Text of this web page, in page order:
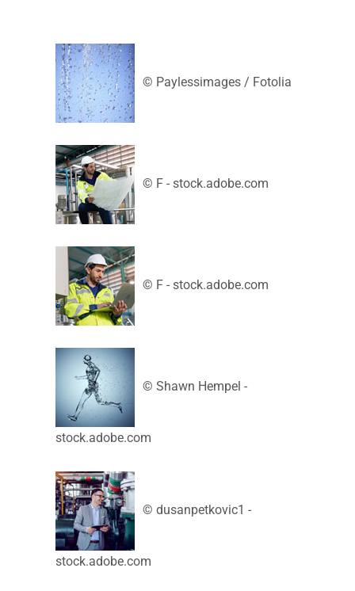
© Paylessimages / Fotolia
© F - stock.adobe.com
© F - stock.adobe.com
© Shawn Hempel -
stock.adobe.com
© dusanpetkovic1 -
stock.adobe.com